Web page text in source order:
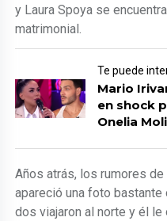
y Laura Spoya se
matrimonial.
Te puede
Mario
en shock
Onelia
Años atrás, los rumores
apareció una foto
dos viajaron al norte y él le